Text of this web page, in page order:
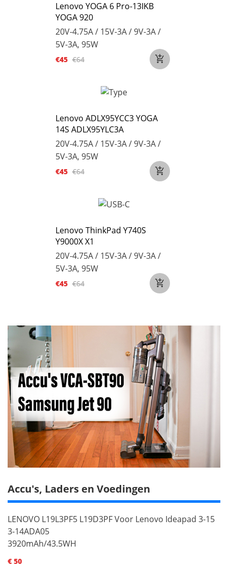
Lenovo YOGA 6 Pro-13IKB
YOGA 920
20V-4.75A / 15V-3A / 9V-3A /
5V-3A, 95W
€45 €64
Lenovo ADLX95YCC3 YOGA
14S ADLX95YLC3A
20V-4.75A / 15V-3A / 9V-3A /
5V-3A, 95W
€45 €64
Lenovo ThinkPad Y740S
Y9000X X1
20V-4.75A / 15V-3A / 9V-3A /
5V-3A, 95W
€45 €64
Accu's, Laders en Voedingen
LENOVO L19L3PF5 L19D3PF Voor Lenovo Ideapad 3-15
3-14ADA05
3920mAh/43.5WH
€ 50